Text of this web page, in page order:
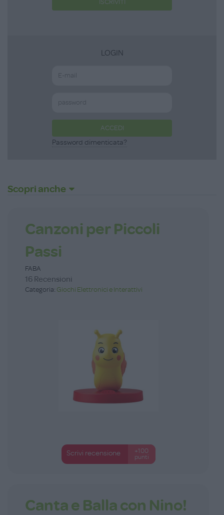
ISCRIVITI
LOGIN
ACCEDI
Password dimenticata?
Scopri anche
Canzoni per Piccoli
Passi
FABA
16 Recensioni
Categoria: Giochi Elettronici e Interattivi
Scrivi recensione
+100
punti
Canta e Balla con Nino!